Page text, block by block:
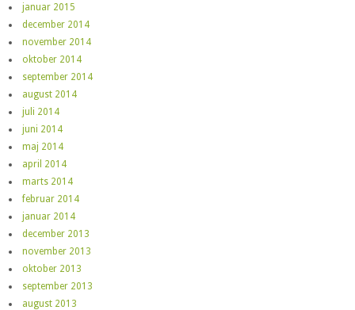
januar 2015
december 2014
november 2014
oktober 2014
september 2014
august 2014
juli 2014
juni 2014
maj 2014
april 2014
marts 2014
februar 2014
januar 2014
december 2013
november 2013
oktober 2013
september 2013
august 2013